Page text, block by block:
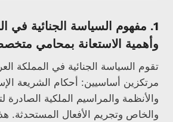
1. مفهوم السياسة الجنائية في
وأهمية الاستعانة بمحامي
تقوم السياسة الجنائية في المملكة
مرتكزين أساسيين: أحكام الشريعة
والأنظمة والمراسيم الملكية الصادرة
والخاص وتجريم الأفعال المستحدثة.